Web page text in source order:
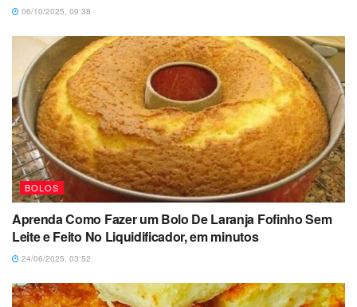
06/10/2025, 09:38
BOLOS
Aprenda Como Fazer um Bolo De Laranja Fofinho Sem
Leite e Feito No Liquidificador, em minutos
24/06/2025, 03:52